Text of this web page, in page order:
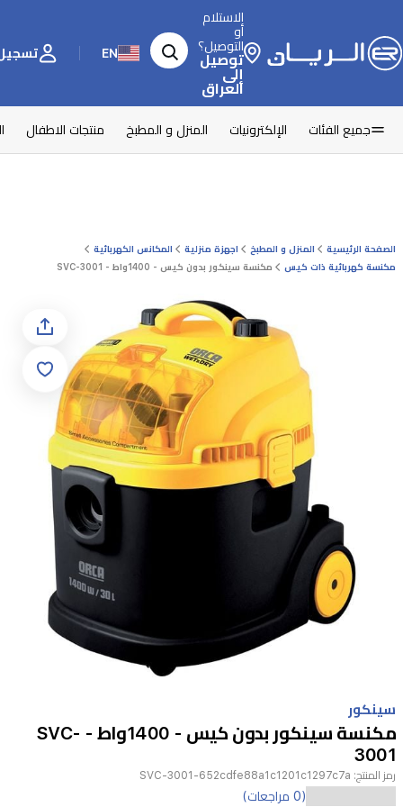
الاستلام
أو
التوصيل؟
توصيل
إلى
العراق
EN تسجيل
جميع الفئات الإلكترونيات المنزل و المطبخ منتجات الاطفال
الصفحة الرئيسية المنزل و المطبخ اجهزة منزلية
المكانس الكهربائية
مكنسة كهربائية ذات كيس
مكنسة سينكور بدون كيس - 1400واط - SVC-3001
1
1
سينكور
مكنسة سينكور بدون كيس - 1400واط - SVC-
3001
رمز المنتج: SVC-3001-652cdfe88a1c1201c1297c7a
(0 مراجعات)